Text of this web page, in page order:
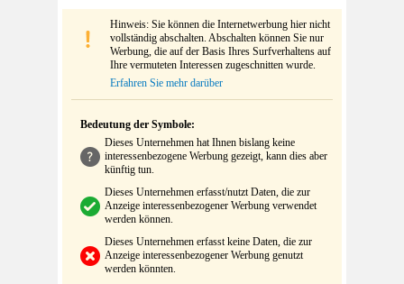
Hinweis: Sie können die Internetwerbung hier nicht
vollständig abschalten. Abschalten können Sie nur
Werbung, die auf der Basis Ihres Surfverhaltens auf
Ihre vermuteten Interessen zugeschnitten wurde.
Erfahren Sie mehr darüber
Bedeutung der Symbole:
Dieses Unternehmen hat Ihnen bislang keine
interessenbezogene Werbung gezeigt, kann dies aber
künftig tun.
Dieses Unternehmen erfasst/nutzt Daten, die zur
Anzeige interessenbezogener Werbung verwendet
werden können.
Dieses Unternehmen erfasst keine Daten, die zur
Anzeige interessenbezogener Werbung genutzt
werden könnten.